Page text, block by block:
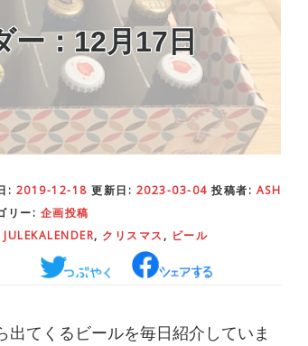
：12月17日
: 2019-12-18 更新日: 2023-03-04 投稿者: ASH
リー: 企画投稿
JULEKALENDER, クリスマス , ビール
てくるビールを毎日紹介していま